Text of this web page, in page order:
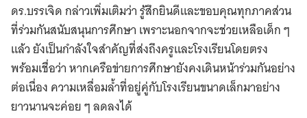
ดร.บรรเจิด กล่าวเพิ่มเติมว่า รู้สึกยินดีและขอบคุณทุกภาคส่วน
ที่ร่วมกันสนับสนุนการศึกษา เพราะนอกจากจะช่วยเหลือเด็ก ๆ
แล้ว ยังเป็นกำลังใจสำคัญที่ส่งถึงครูและโรงเรียนโดยตรง
พร้อมเชื่อว่า หากเครือข่ายการศึกษายังคงเดินหน้าร่วมกันอย่าง
ต่อเนื่อง ความเหลื่อมล้ำที่อยู่คู่กับโรงเรียนขนาดเล็กมาอย่าง
ยาวนานจะค่อย ๆ ลดลงได้